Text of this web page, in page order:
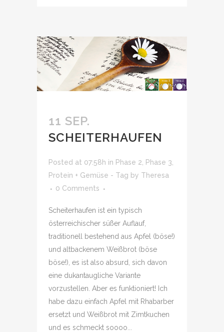
11 SEP.
SCHEITERHAUFEN
Posted at 07:58h in Phase 2 Phase 3
Protein + Gemüse - Tag by Theresa
0 Comments
Scheiterhaufen ist ein typisch
österreichischer süßer Auflauf,
traditionell bestehend aus Apfel (böse!)
und altbackenem Weißbrot (böse
böse!), es ist also absurd, sich davon
eine dukantaugliche Variante
vorzustellen. Aber es funktioniert! Ich
habe dazu einfach Apfel mit Rhabarber
ersetzt und Weißbrot mit Zimtkuchen
und es schmeckt soooo...